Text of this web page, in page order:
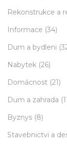
Rekonstrukce a
Informace (34)
Dum a bydleni
Nabytek (26)
Domácnost (21)
Dum a zahrada
Byznys (8)
Stavebnictvi a